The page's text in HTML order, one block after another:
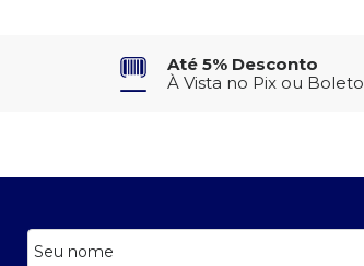
Até 5% Desconto
À Vista no Pix ou Boleto